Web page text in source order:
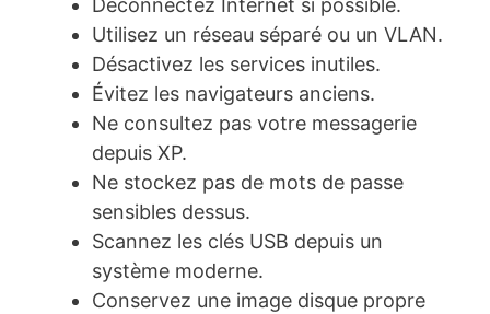
Déconnectez Internet si possible.
Utilisez un réseau séparé ou un VLAN.
Désactivez les services inutiles.
Évitez les navigateurs anciens.
Ne consultez pas votre messagerie
depuis XP.
Ne stockez pas de mots de passe
sensibles dessus.
Scannez les clés USB depuis un
système moderne.
Conservez une image disque propre